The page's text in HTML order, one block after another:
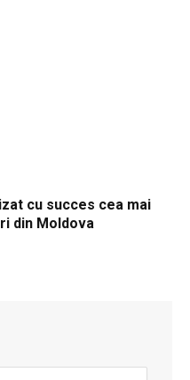
cu succes cea mai
din Moldova